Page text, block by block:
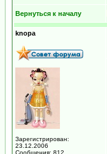
Вернуться к началу
knopa
Зарегистрирован:
23.12.2006
Сообщения: 812